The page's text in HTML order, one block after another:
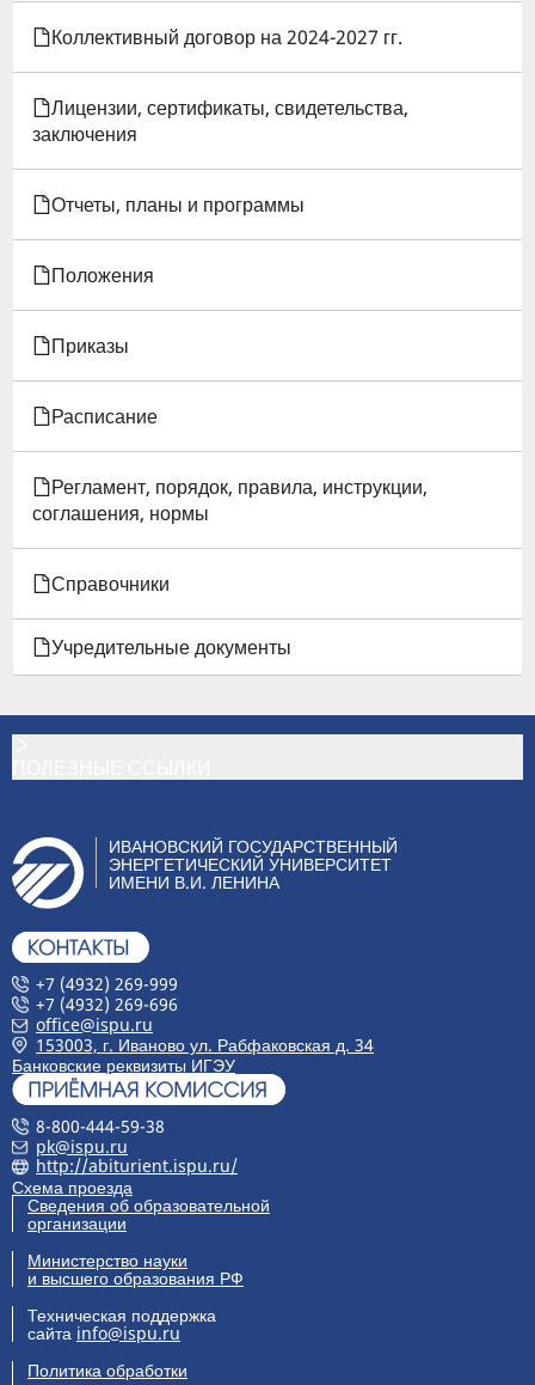
ВНЕУЧЕБНОЙ
РАБОТЕ
Коллективный договор на 2024-2027 гг.
Лицензии, сертификаты, свидетельства,
заключения
Отчеты, планы и программы
Положения
Приказы
Расписание
Регламент, порядок, правила, инструкции,
соглашения, нормы
Справочники
Учредительные документы
ИВАНОВСКИЙ ГОСУДАРСТВЕННЫЙ
ЭНЕРГЕТИЧЕСКИЙ УНИВЕРСИТЕТ
ИМЕНИ В.И. ЛЕНИНА
+7 (4932) 269-999
+7 (4932) 269-696
office@ispu.ru
153003, г. Иваново ул. Рабфаковская д. 34
Банковские реквизиты ИГЭУ
8-800-444-59-38
pk@ispu.ru
http://abiturient.ispu.ru/
Схема проезда
Сведения об образовательной
организации
Министерство науки
и высшего образования РФ
Техническая поддержка
сайта info@ispu.ru
Политика обработки